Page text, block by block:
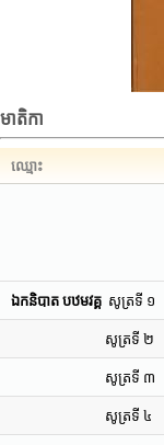
មាតិកា
ឈ្មោះ
ឯកនិបាត បឋមវគ្គ សូត្រទី ១
សូត្រទី ២
សូត្រទី ៣
សូត្រទី ៤